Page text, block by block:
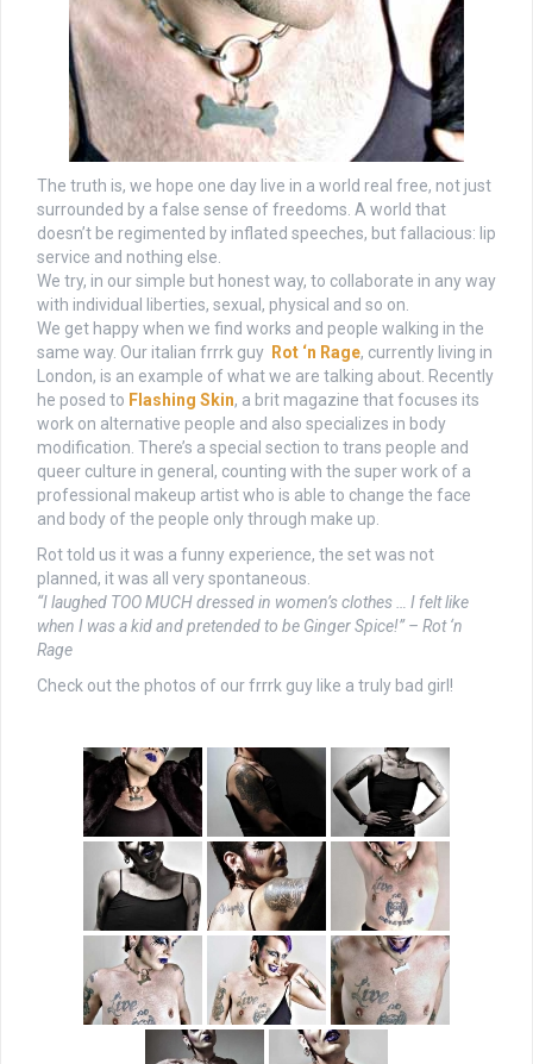
The truth is, we hope one day live in a world real free, not just
surrounded by a false sense of freedoms. A world that
doesn’t be regimented by inflated speeches, but fallacious: lip
service and nothing else.
We try, in our simple but honest way, to collaborate in any way
with individual liberties, sexual, physical and so on.
We get happy when we find works and people walking in the
same way. Our italian frrrk guy Rot ‘n Rage, currently living in
London, is an example of what we are talking about. Recently
he posed to Flashing Skin, a brit magazine that focuses its
work on alternative people and also specializes in body
modification. There’s a special section to trans people and
queer culture in general, counting with the super work of a
professional makeup artist who is able to change the face
and body of the people only through make up.
Rot told us it was a funny experience, the set was not
planned, it was all very spontaneous.
“I laughed TOO MUCH dressed in women’s clothes … I felt like
when I was a kid and pretended to be Ginger Spice!” – Rot ‘n
Rage
Check out the photos of our frrrk guy like a truly bad girl!